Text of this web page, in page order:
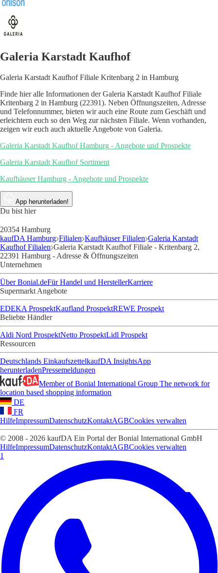
Galeria Karstadt Kaufhof
Galeria Karstadt Kaufhof Filiale Kritenbarg 2 in Hamburg
Finde hier alle Informationen der Galeria Karstadt Kaufhof Filiale
Kritenbarg 2 in Hamburg (22391). Neben Öffnungszeiten, Adresse
und Telefonnummer, bieten wir auch eine Route zum Geschäft und
erleichtern euch so den Weg zur nächsten Filiale. Wenn vorhanden,
zeigen wir euch auch aktuelle Angebote von Galeria.
Galeria Karstadt Kaufhof Hamburg - Angebote und Prospekte
Galeria Karstadt Kaufhof Sortiment
Kaufhäuser Hamburg - Angebote und Prospekte
App herunterladen!
Du bist hier
20354 Hamburg
kaufDA Hamburg Filialen Kaufhäuser Filialen Galeria Karstadt
Kaufhof Filialen Galeria Karstadt Kaufhof Filiale - Kritenbarg 2,
22391 Hamburg - Adresse & Öffnungszeiten
Unternehmen
Über Bonial.deFür Handel und HerstellerKarriere
Supermarkt Angebote
EDEKA ProspektKaufland ProspektREWE Prospekt
Beliebte Händler
Aldi Nord ProspektNetto ProspektLidl Prospekt
Ressourcen
Deutschlands EinkaufszettelkaufDA InsightsApp
herunterladenPressemeldungen
Member of Bonial International Group The network for
location based shopping information
DE
FR
HilfeImpressumDatenschutzKontaktAGBCookies verwalten
© 2008 - 2026 kaufDA Ein Portal der Bonial International GmbH
HilfeImpressumDatenschutzKontaktAGBCookies verwalten
1